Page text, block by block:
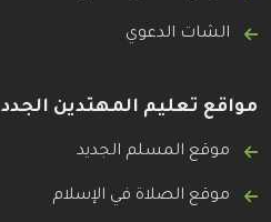
الشات الدعوي
مواقع تعليم المهتدين الجدد
موقع المسلم الجديد
موقع الصلاة في الإسلام